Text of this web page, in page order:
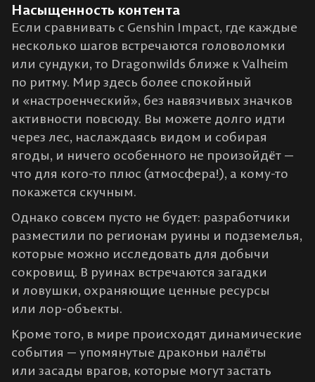
Насыщенность контента
Если сравнивать с Genshin Impact, где каждые
несколько шагов встречаются головоломки
или сундуки, то Dragonwilds ближе к Valheim
по ритму. Мир здесь более спокойный
и «настроенческий», без навязчивых значков
активности повсюду. Вы можете долго идти
через лес, наслаждаясь видом и собирая
ягоды, и ничего особенного не произойдёт —
что для кого-то плюс (атмосфера!), а кому-то
покажется скучным.
Однако совсем пусто не будет: разработчики
разместили по регионам руины и подземелья,
которые можно исследовать для добычи
сокровищ​. В руинах встречаются загадки
и ловушки, охраняющие ценные ресурсы
или лор-объекты.
Кроме того, в мире происходят динамические
события — упомянутые драконьи налёты
или засады врагов, которые могут застать